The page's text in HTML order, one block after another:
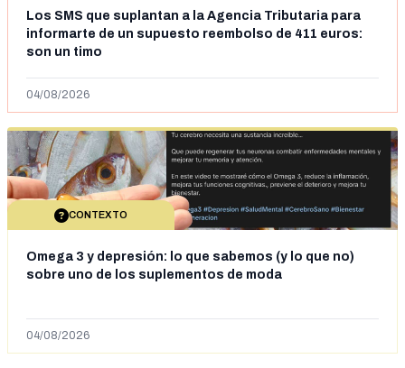
Los SMS que suplantan a la Agencia Tributaria para
informarte de un supuesto reembolso de 411 euros:
son un timo
04/08/2026
CONTEXTO
Omega 3 y depresión: lo que sabemos (y lo que no)
sobre uno de los suplementos de moda
04/08/2026